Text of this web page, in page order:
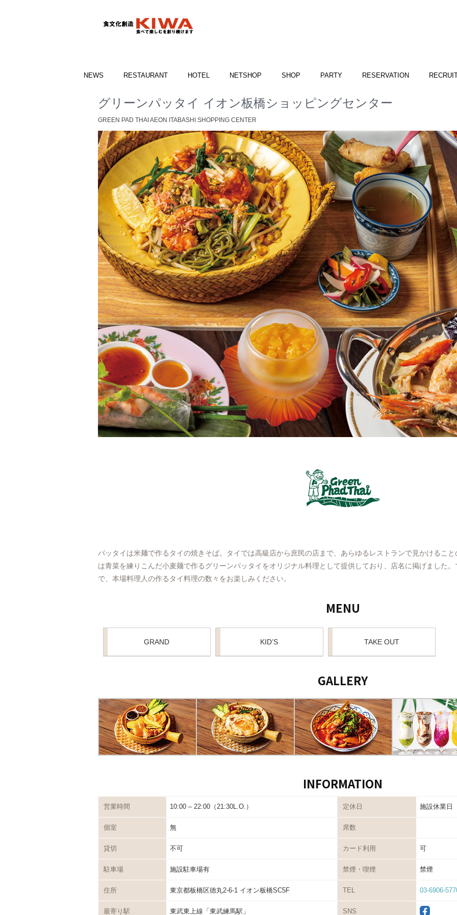
NEWS RESTAURANT HOTEL NETSHOP SHOP PARTY RESERVATION
グリーンパッタイ イオン板橋ショッピングセンター
GREEN PAD THAI AEON ITABASHI SHOPPING CENTER
パッタイは米麺で作るタイの焼きそば。タイでは高級店から庶民の店まで、あらゆるレストランで見かけるこ
は青菜を練りこんだ小麦麺で作るグリーンパッタイをオリジナル料理として提供しており、店名に掲げました
で、本場料理人の作るタイ料理の数々をお楽しみください。
MENU
GRAND KID’S TAKE OUT
GALLERY
INFORMATION
営業時間 10:00 – 22:00（21:30L.O.） 定休日 施設休業日
個室 無 席数
貸切 不可 カード利用 可
駐車場 施設駐車場有 禁煙・喫煙 禁煙
住所 東京都板橋区徳丸2-6-1 イオン板橋SC5F TEL 03-6906-
最寄り駅 東武東上線「東武練馬駅」 SNS